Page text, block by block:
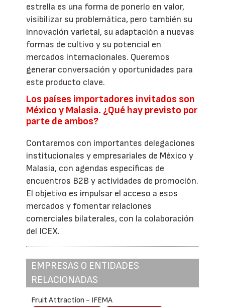
estrella es una forma de ponerlo en valor,
visibilizar su problemática, pero también su
innovación varietal, su adaptación a nuevas
formas de cultivo y su potencial en
mercados internacionales. Queremos
generar conversación y oportunidades para
este producto clave.
Los países importadores invitados son
México y Malasia. ¿Qué hay previsto por
parte de ambos?
Contaremos con importantes delegaciones
institucionales y empresariales de México y
Malasia, con agendas específicas de
encuentros B2B y actividades de promoción.
El objetivo es impulsar el acceso a esos
mercados y fomentar relaciones
comerciales bilaterales, con la colaboración
del ICEX.
EMPRESAS O ENTIDADES
RELACIONADAS
Fruit Attraction - IFEMA